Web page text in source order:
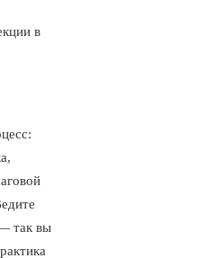
в
так вы